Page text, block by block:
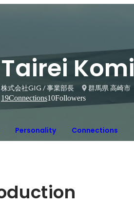
Tairei Komi
株式会社GIG / 事業部長
群馬県 高崎市
19Connections10Followers
Personality Connections